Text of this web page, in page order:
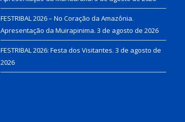
FESTRIBAL 2026 – No Coração da Amazônia.
Apresentação da Muirapinima. 3 de agosto de 2026
FESTRIBAL 2026: Festa dos Visitantes. 3 de agosto de
2026